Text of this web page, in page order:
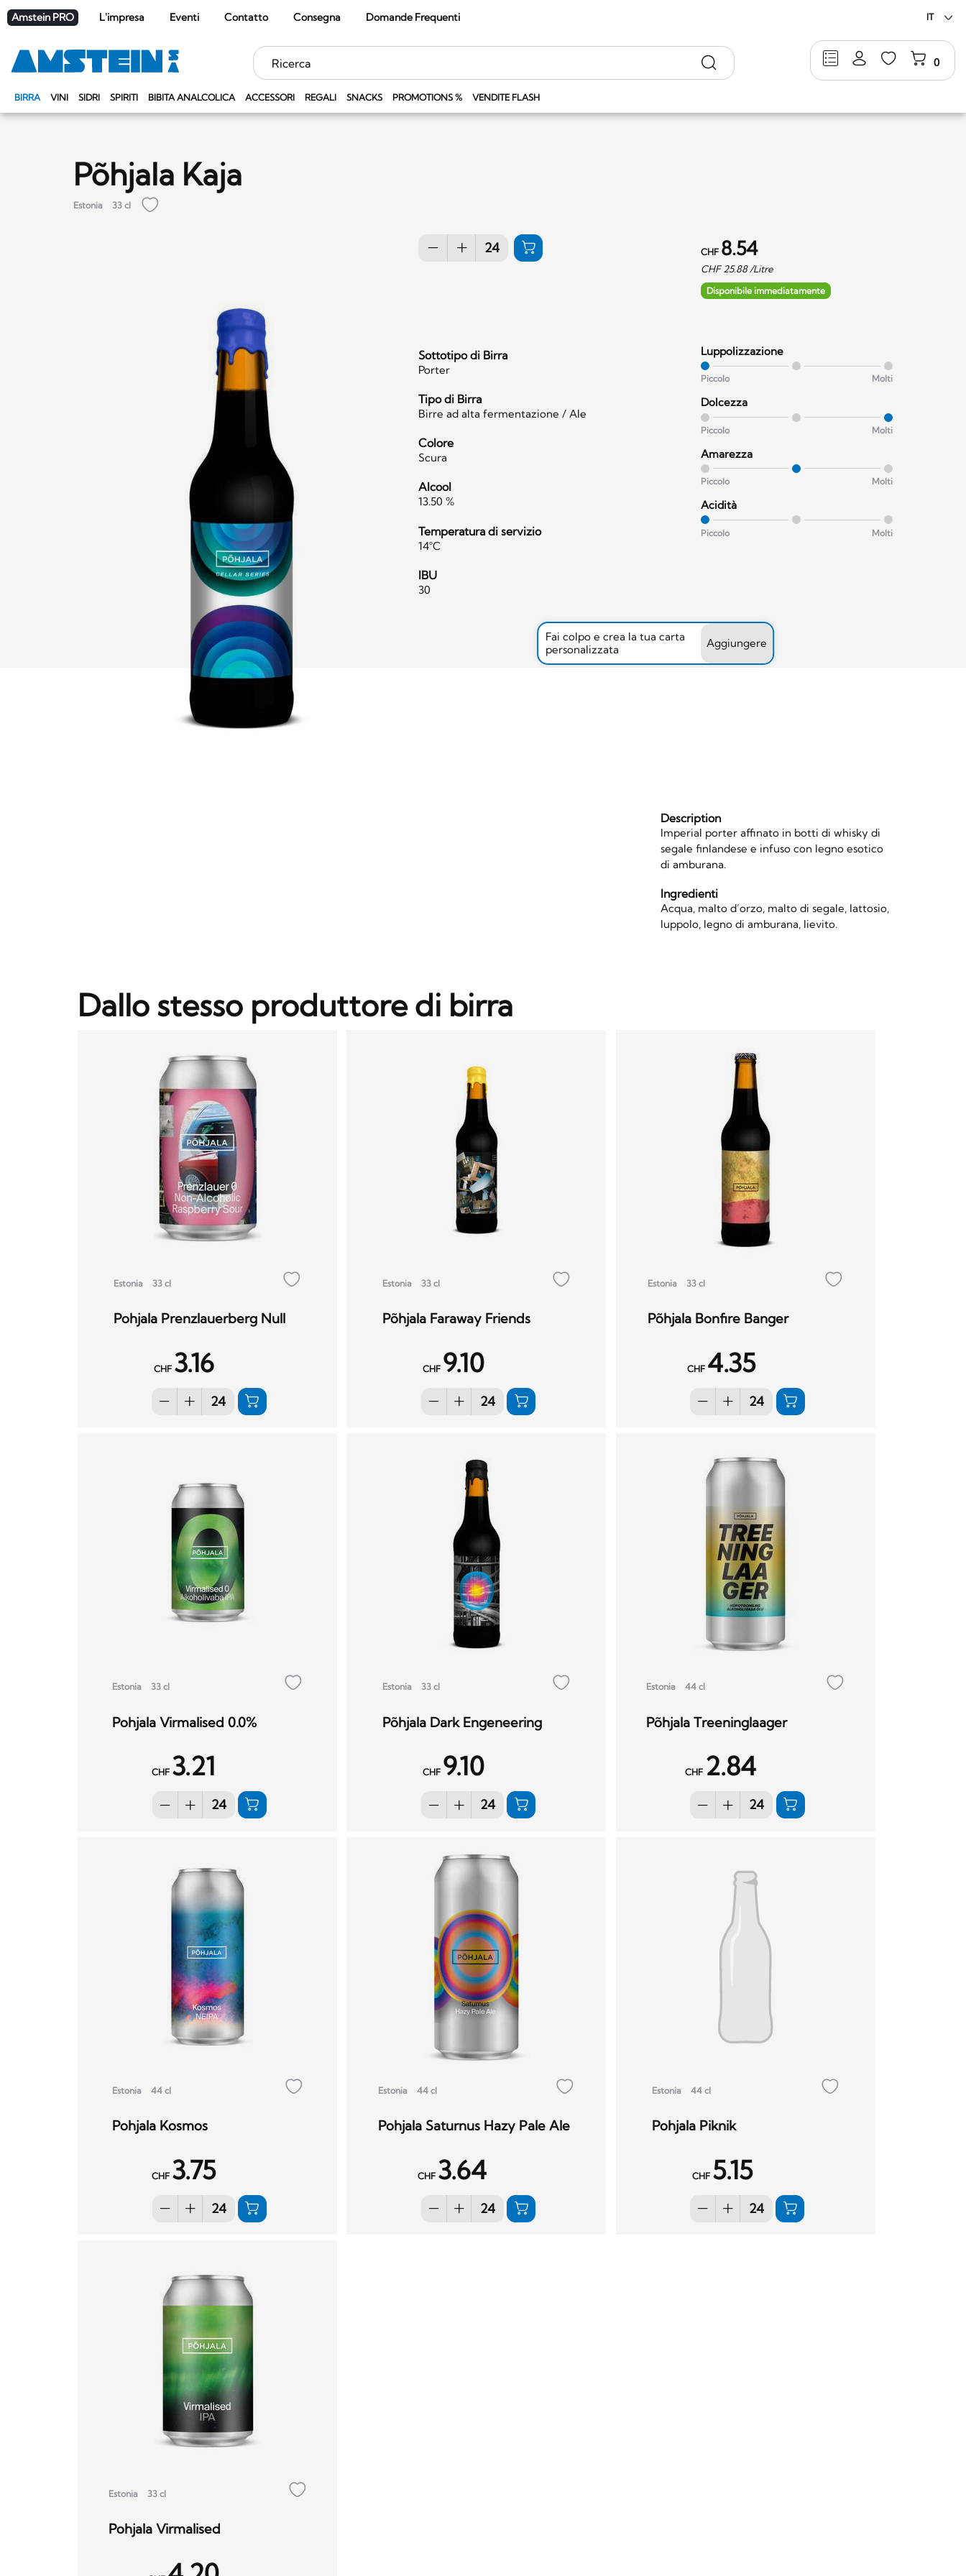
Amstein PRO L'impresa Eventi Contatto Consegna Domande Frequenti IT
BIRRA VINI SIDRI SPIRITI BIBITA ANALCOLICA ACCESSORI REGALI SNACKS PROMOTIONS % VENDITE FLASH
0
Parole
chiave
Ricerca
Põhjala Kaja
Estonia 33 cl
CHF 8.54
CHF 25.88/Litre
Disponibile immediatamente
Sottotipo di Birra
Porter
Tipo di Birra
Birre ad alta fermentazione / Ale
Colore
Scura
Alcool
13.50 %
Temperatura di servizio
14°C
IBU
30
Luppolizzazione
Piccolo Molti
Dolcezza
Piccolo Molti
Amarezza
Piccolo Molti
Acidità
Piccolo Molti
Fai colpo e crea la tua carta
personalizzata
Aggiungere
Description
Imperial porter affinato in botti di whisky di
segale finlandese e infuso con legno esotico
di amburana.
Ingredienti
Acqua, malto d’orzo, malto di segale, lattosio,
luppolo, legno di amburana, lievito.
Dallo stesso produttore di birra
Estonia 33 cl
Pohjala Prenzlauerberg Null
CHF 3.16
Estonia 33 cl
Põhjala Faraway Friends
CHF 9.10
Estonia 33 cl
Põhjala Bonfire Banger
CHF 4.35
Estonia 33 cl
Pohjala Virmalised 0.0%
CHF 3.21
Estonia 33 cl
Põhjala Dark Engeneering
CHF 9.10
Estonia 44 cl
Põhjala Treeninglaager
CHF 2.84
Estonia 44 cl
Pohjala Kosmos
CHF 3.75
Estonia 44 cl
Pohjala Saturnus Hazy Pale Ale
CHF 3.64
Estonia 44 cl
Pohjala Piknik
CHF 5.15
Estonia 33 cl
Pohjala Virmalised